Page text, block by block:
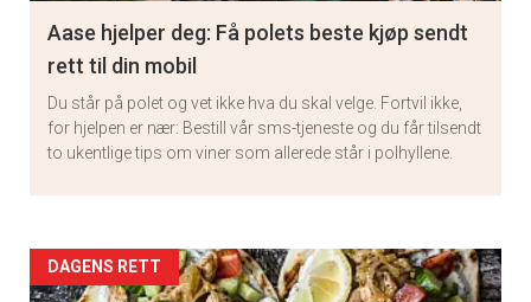
Aase hjelper deg: Få polets beste kjøp sendt
rett til din mobil
Du står på polet og vet ikke hva du skal velge. Fortvil ikke,
for hjelpen er nær: Bestill vår sms-tjeneste og du får tilsendt
to ukentlige tips om viner som allerede står i polhyllene.
Artikler
DAGENS RETT